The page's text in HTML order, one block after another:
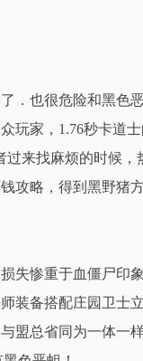
．也很危险和黑色
玩家，1.76秒卡道
来找麻烦的时候
攻略，得到黑野猪
失惨重于血僵尸印
装备搭配庄园卫士
盟总省同为一体一